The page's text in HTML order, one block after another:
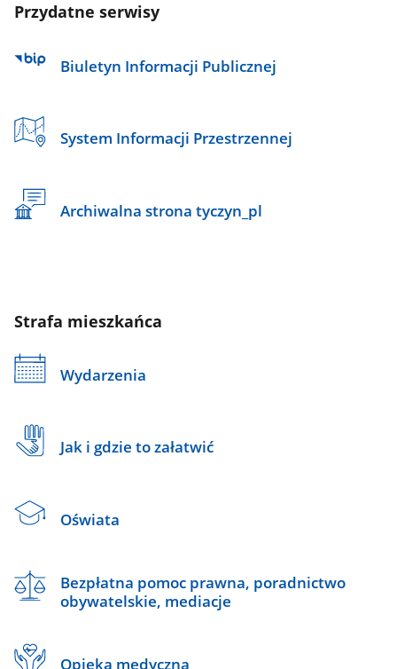
Przydatne serwisy
Biuletyn Informacji Publicznej
System Informacji Przestrzennej
Archiwalna strona tyczyn_pl
Strafa mieszkańca
Wydarzenia
Jak i gdzie to załatwić
Oświata
Bezpłatna pomoc prawna, poradnictwo
obywatelskie, mediacje
Opieka medyczna